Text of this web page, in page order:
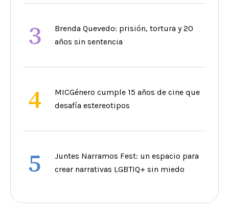
3
Brenda Quevedo: prisión, tortura y 20
años sin sentencia
4
MICGénero cumple 15 años de cine que
desafía estereotipos
5
Juntes Narramos Fest: un espacio para
crear narrativas LGBTIQ+ sin miedo